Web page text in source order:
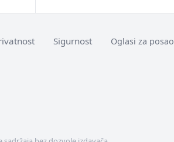
Sigurnost Oglasi za posao